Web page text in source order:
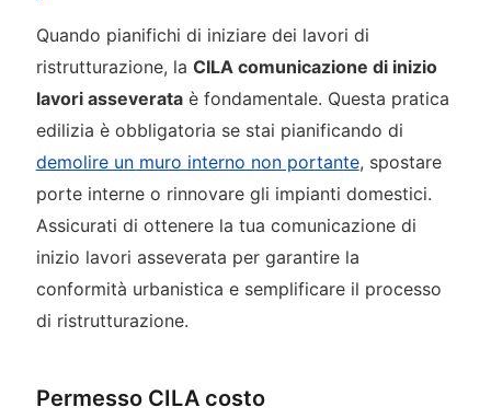
Quando pianifichi di iniziare dei lavori di
ristrutturazione, la CILA comunicazione di inizio
lavori asseverataè fondamentale. Questa pratica
edilizia è obbligatoria se stai pianificando di
demolire un muro interno non portante, spostare
porte interne o rinnovare gli impianti domestici.
Assicurati di ottenere la tua comunicazione di
inizio lavori asseverata per garantire la
conformità urbanistica e semplificare il processo
di ristrutturazione.
Permesso CILA costo